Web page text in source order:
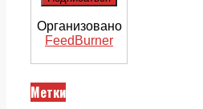
Организовано
FeedBurner
Метки